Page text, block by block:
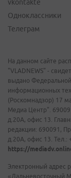
vkontakte
Одноклассники
Телеграм
На данном сайте
"VLADNEWS" -
выдано
информационных
(Роскомнадзор) 17
Медиа Центр".
д.20А, офис 13.
редакции: 690091,
д.20А, офис 13. Тел.:
https://
Электронный адрес
«Дальневосточный